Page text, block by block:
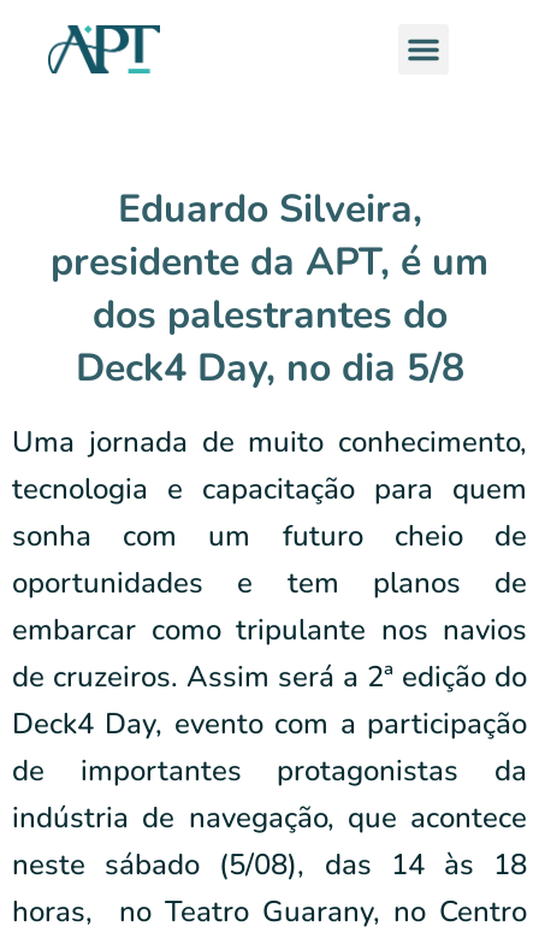
Menu
Eduardo Silveira,
presidente da APT, é um
dos palestrantes do
Deck4 Day, no dia 5/8
Uma jornada de muito conhecimento,
tecnologia e capacitação para quem
sonha com um futuro cheio de
oportunidades e tem planos de
embarcar como tripulante nos navios
de cruzeiros. Assim será a 2ª edição do
Deck4 Day, evento com a participação
de importantes protagonistas da
indústria de navegação, que acontece
neste sábado (5/08), das 14 às 18
horas, no Teatro Guarany, no Centro